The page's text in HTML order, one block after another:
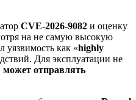
CVE-2026-9082 и оценку
на не самую высокую
уязвимость как «highly
Для эксплуатации не
может отправлять